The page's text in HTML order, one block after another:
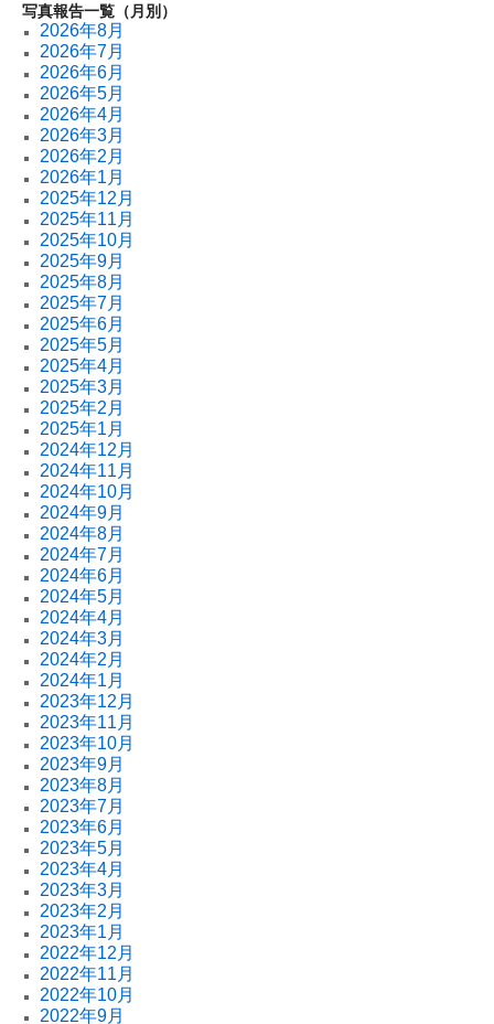
写真報告一覧（月別）
2026年8月
2026年7月
2026年6月
2026年5月
2026年4月
2026年3月
2026年2月
2026年1月
2025年12月
2025年11月
2025年10月
2025年9月
2025年8月
2025年7月
2025年6月
2025年5月
2025年4月
2025年3月
2025年2月
2025年1月
2024年12月
2024年11月
2024年10月
2024年9月
2024年8月
2024年7月
2024年6月
2024年5月
2024年4月
2024年3月
2024年2月
2024年1月
2023年12月
2023年11月
2023年10月
2023年9月
2023年8月
2023年7月
2023年6月
2023年5月
2023年4月
2023年3月
2023年2月
2023年1月
2022年12月
2022年11月
2022年10月
2022年9月